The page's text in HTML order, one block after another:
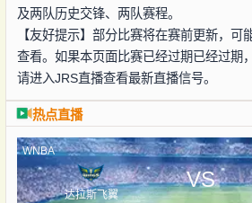
及两队历史交锋、两队赛程。
【友好提示】部分比赛将在赛前更新，可
查看。如果本页面比赛已经过期已经过期
请进入JRS直播查看最新直播信号。
热点直播
WNBA
达拉斯飞翼
VS